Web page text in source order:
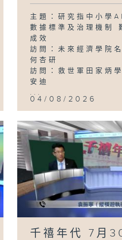
主題：研究指中小學
數據標準及治理機制
成效
訪問：未來經濟學院
何杏研
訪問：救世軍田家炳
安迪
...
04/08/2026
千禧年代 7月